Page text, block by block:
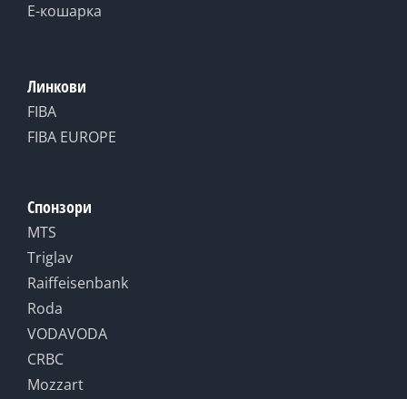
Е-кошарка
Линкови
FIBA
FIBA EUROPE
Спонзори
MTS
Triglav
Raiffeisenbank
Roda
VODAVODA
CRBC
Mozzart